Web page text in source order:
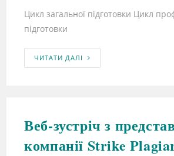
Цикл загальної підготовки Цикл
підготовки
ЧИТАТИ ДАЛІ
Веб-зустріч з
компанії Strike